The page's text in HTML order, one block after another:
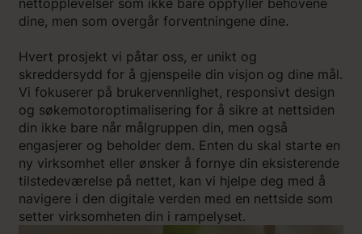
nettopplevelser som ikke bare oppfyller behovene
dine, men som overgår forventningene dine.
Hvert prosjekt vi påtar oss, er unikt og
skreddersydd for å gjenspeile din visjon og dine mål.
Vi fokuserer på brukervennlighet, responsivt design
og søkemotoroptimalisering for å sikre at nettsiden
din ikke bare når målgruppen din, men også
engasjerer og beholder dem. Enten du skal starte en
ny virksomhet eller ønsker å fornye din eksisterende
tilstedeværelse på nettet, kan vi hjelpe deg med å
navigere i den digitale verden med en nettside som
setter virksomheten din i rampelyset.